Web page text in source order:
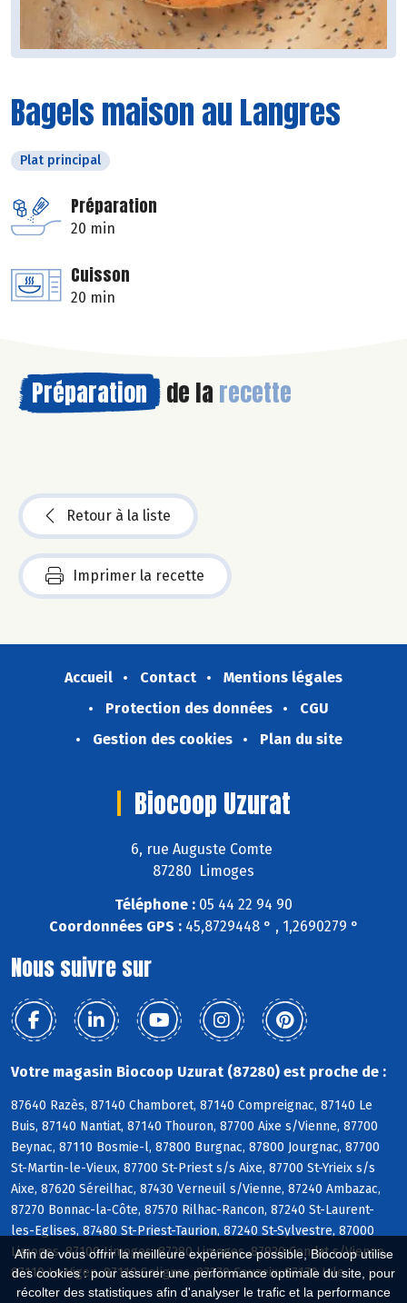
Afin de vous offrir la meilleure expérience possible, Biocoop utilise
des cookies : pour assurer une performance optimale du site, pour
récolter des statistiques afin d'analyser le trafic et la performance
Bagels maison au Langres
Plat principal
Préparation
20 min
Cuisson
20 min
Préparation de la recette
Retour à la liste
Imprimer la recette
Accueil Contact
Mentions légales
Protection des données
CGU
Gestion des cookies
Plan du site
Biocoop Uzurat
6, rue Auguste Comte
87280 Limoges
Téléphone : 05 44 22 94 90
Coordonnées GPS :45,8729448 ° , 1,2690279 °
Nous suivre sur
Votre magasin Biocoop Uzurat (87280) est proche de :
87640 Razès, 87140 Chamboret, 87140 Compreignac, 87140 Le
Buis, 87140 Nantiat, 87140 Thouron, 87700 Aixe s/Vienne, 87700
Beynac, 87110 Bosmie-l, 87800 Burgnac, 87800 Jourgnac, 87700
St-Martin-le-Vieux, 87700 St-Priest s/s Aixe, 87700 St-Yrieix s/s
Aixe, 87620 Séreilhac, 87430 Verneuil s/Vienne, 87240 Ambazac,
87270 Bonnac-la-Côte, 87570 Rilhac-Rancon, 87240 St-Laurent-
les-Eglises, 87480 St-Priest-Taurion, 87240 St-Sylvestre, 87000
Limoges, 87100 Limoges, 87280 Limoges, 87920 Condat s/Vienne,
87110 Le Vigen, 87110 Solignac, 87270 Couzeix, 87170 Isle